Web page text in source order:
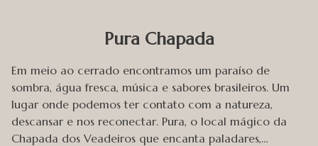
Pura Chapada
Em meio ao cerrado encontramos um paraíso de
sombra, água fresca, música e sabores brasileiros. Um
lugar onde podemos ter contato com a natureza,
descansar e nos reconectar. Pura, o local mágico da
Chapada dos Veadeiros que encanta paladares,